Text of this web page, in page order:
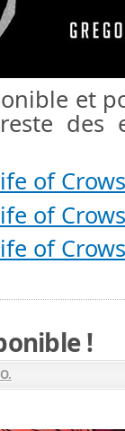
et
des
of
of
of
!